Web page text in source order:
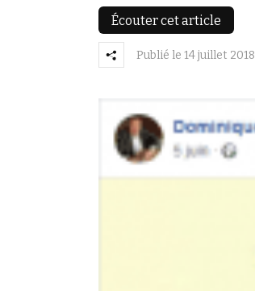
Écouter cet article
Publié le 14 juillet 2018